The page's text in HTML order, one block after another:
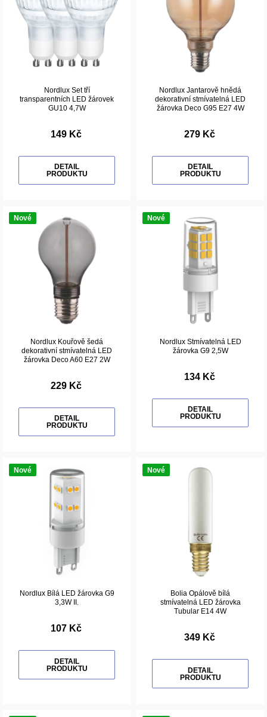
Nordlux Set tří
transparentních LED žárovek
GU10 4,7W
149 Kč
DETAIL
PRODUKTU
Nordlux Jantarově hnědá
dekorativní stmívatelná LED
žárovka Deco G95 E27 4W
279 Kč
DETAIL
PRODUKTU
Nové
Nordlux Kouřově šedá
dekorativní stmívatelná LED
žárovka Deco A60 E27 2W
229 Kč
DETAIL
PRODUKTU
Nové
Nordlux Stmívatelná LED
žárovka G9 2,5W
134 Kč
DETAIL
PRODUKTU
Nové
Nordlux Bílá LED žárovka G9
3,3W II.
107 Kč
DETAIL
PRODUKTU
Nové
Bolia Opálově bílá
stmívatelná LED žárovka
Tubular E14 4W
349 Kč
DETAIL
PRODUKTU